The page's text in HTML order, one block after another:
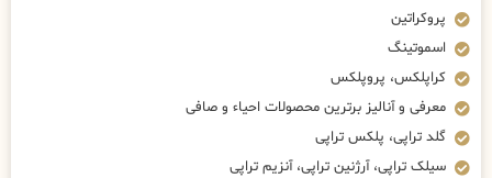
پروکراتین
اسموتینگ
کراپلکس، پروپلکس
معرفی و آنالیز برترین محصولات احیاء و صافی
گلد تراپی، پلکس تراپی
سیلک تراپی، آرژنین تراپی، آنزیم تراپی